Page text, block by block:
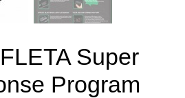
Super
Program